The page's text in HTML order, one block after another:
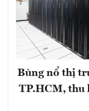
Bùng nổ thị
TP.HCM, thu